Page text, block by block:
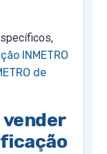
INMETRO
de
vender